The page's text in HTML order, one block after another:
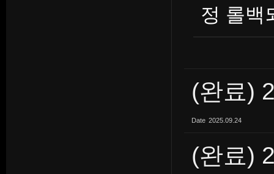
정 롤백
(완료)
Date 2025.09.24
(완료)